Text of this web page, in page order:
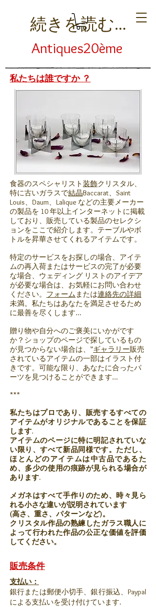
Antiques20ème
続きを読む...
私たちは誰ですか ？
食器のスペシャリスト装飾クリスタル、
特に古いガラスで結晶Baccarat、Saint
Louis、Daum、Lalique などの主要メーカー
の製品を 10 年以上インターネットに掲載
しており、販売している製品のセレクシ
ョンをここで紹介します。テーブルやボ
トルを昇華させてくれるアイテムです。
特定のサービスをお探しの場合、アイテ
ムの再入荷またはサービスの完了が必要
な場合、ウェディング リストのアイデア
が必要な場合は、お気軽にお問い合わせ
ください。 フォーム または連絡先の詳細
未満。私たちはあなたを満足させるため
に最善を尽くします...
贈り物や自分へのご褒美にいかがです
か？ショップのページで探しているもの
が見つからない場合は、"ギャラリー販売
されているアイテムの一部はイラスト付
きです。可能な限り、あなたに合ったパ
ーツを見つけることができます...
***
私たちはプロであり、販売するすべての
アイテムがオリジナルであることを保証
します.
アイテムのページに特に明記されていな
い限り、すべて新品同様です。ただし、
ほとんどのアイテムは中古品であるた
め、多少の使用の痕跡が見られる場合が
あります.
メガネはすべて手作りのため、時々見ら
れる小さな違いが説明されています
(高さ、重さ、パターンなど)。
クリスタル作品の熟練したガラス職人に
よって行われた作品の公正な価値を評価
してください。
販売条件
支払い：
銀行または郵便小切手、銀行振込、Paypal
による支払いを受け付けています.